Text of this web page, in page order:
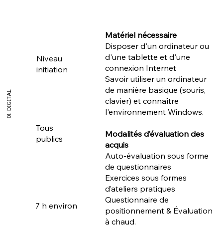
01. DIGITAL
Tous
publics
7 h environ
Niveau
initiation
Matériel nécessaire
Disposer d'un ordinateur ou
d'une tablette et d'une
connexion Internet
Savoir utiliser un ordinateur
de manière basique (souris,
clavier) et connaître
l'environnement Windows.
Modalités d’évaluation des
acquis
Auto-évaluation sous forme
de questionnaires
Exercices sous formes
d’ateliers pratiques
Questionnaire de
positionnement & Évaluation
à chaud.